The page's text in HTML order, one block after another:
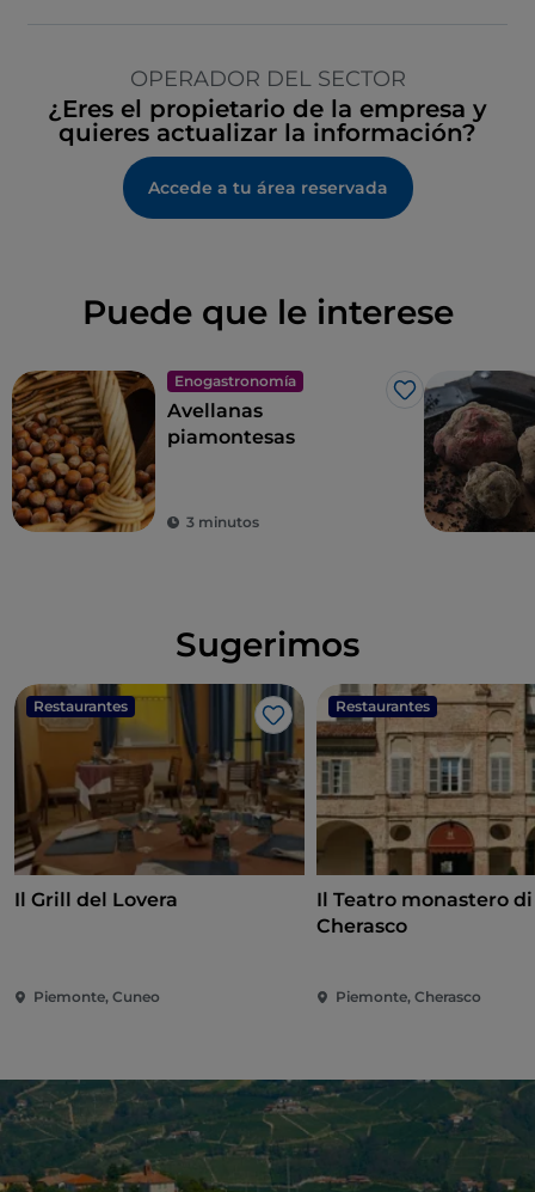
OPERADOR DEL SECTOR
¿Eres el propietario de la empresa y
quieres actualizar la información?
Accede a tu área reservada
Puede que le interese
Enogastronomía
Me gusta
Avellanas
piamontesas
3 minutos
Sugerimos
Restaurantes
Me gusta
Il Grill del Lovera
Piemonte, Cuneo
Restaurantes
Il Teatro monastero di
Cherasco
Piemonte, Cherasco